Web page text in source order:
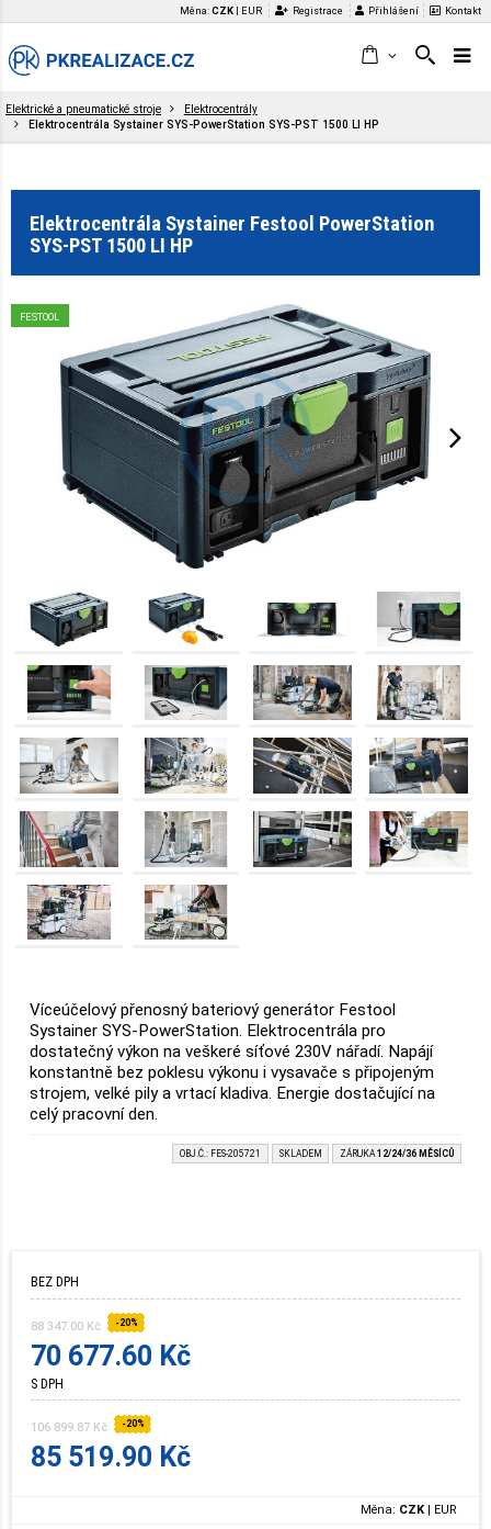
Měna:CZK EUR Registrace Přihlášení Kontakt
Elektrické a pneumatické stroje
Elektrocentrály
Elektrocentrála Systainer SYS-PowerStation SYS-PST 1500 LI HP
Elektrocentrála Systainer Festool PowerStation
SYS-PST 1500 LI HP
FESTOOL
Víceúčelový přenosný bateriový generátor Festool
Systainer SYS-PowerStation. Elektrocentrála pro
dostatečný výkon na veškeré síťové 230V nářadí. Napájí
konstantně bez poklesu výkonu i vysavače s připojeným
strojem, velké pily a vrtací kladiva. Energie dostačující na
celý pracovní den.
OBJ.Č.: FES-205721 SKLADEM ZÁRUKA 12/24/36 MĚSÍCŮ
BEZ DPH
88 347.00 Kč -20%
70 677.60 Kč
S DPH
106 899.87 Kč -20%
85 519.90 Kč
Měna: CZK | EUR